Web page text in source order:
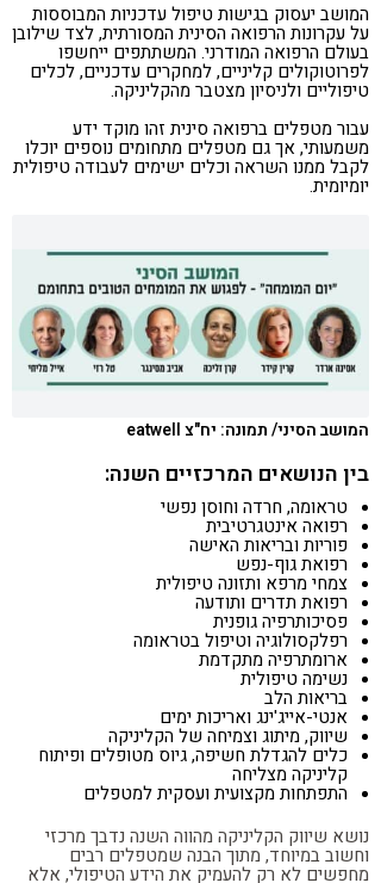
המושב יעסוק בגישות טיפול עדכניות המבוססות
על עקרונות הרפואה הסינית המסורתית, לצד שילובן
בעולם הרפואה המודרני. המשתתפים ייחשפו
לפרוטוקולים קליניים, למחקרים עדכניים, לכלים
טיפוליים ולניסיון מצטבר מהקליניקה.
עבור מטפלים ברפואה סינית זהו מוקד ידע
משמעותי, אך גם מטפלים מתחומים נוספים יוכלו
לקבל ממנו השראה וכלים ישימים לעבודה טיפולית
יומיומית.
המושב הסיני/ תמונה: יח"צ eatwell
בין הנושאים המרכזיים השנה:
טראומה, חרדה וחוסן נפשי
רפואה אינטגרטיבית
פוריות ובריאות האישה
רפואת גוף-נפש
צמחי מרפא ותזונה טיפולית
רפואת תדרים ותודעה
פסיכותרפיה גופנית
רפלקסולוגיה וטיפול בטראומה
ארומתרפיה מתקדמת
נשימה טיפולית
בריאות הלב
אנטי-אייג'ינג ואריכות ימים
שיווק, מיתוג וצמיחה של הקליניקה
כלים להגדלת חשיפה, גיוס מטופלים ופיתוח
קליניקה מצליחה
התפתחות מקצועית ועסקית למטפלים
נושא שיווק הקליניקה מהווה השנה נדבך מרכזי
וחשוב במיוחד, מתוך הבנה שמטפלים רבים
מחפשים לא רק להעמיק את הידע הטיפולי, אלא